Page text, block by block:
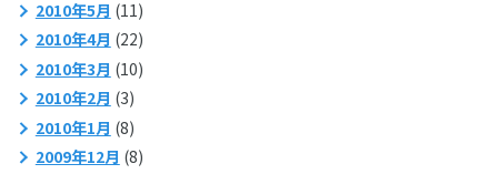
2010年5月 (11)
2010年4月 (22)
2010年3月 (10)
2010年2月 (3)
2010年1月 (8)
2009年12月 (8)